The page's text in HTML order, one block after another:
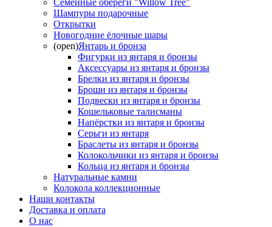
Семейные обереги "Willow Tree"
Шампуры подарочные
Открытки
Новогодние ёлочные шары
(open)Янтарь и бронза
Фигурки из янтаря и бронзы
Аксессуары из янтаря и бронзы
Брелки из янтаря и бронзы
Броши из янтаря и бронзы
Подвески из янтаря и бронзы
Кошельковые талисманы
Напёрстки из янтаря и бронзы
Серьги из янтаря
Браслеты из янтаря и бронзы
Колокольчики из янтаря и бронзы
Кольца из янтаря и бронзы
Натуральные камни
Колокола коллекционные
Наши контакты
Доставка и оплата
О нас